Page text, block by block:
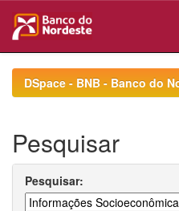
navigationDSpace - BNB - Banco do
Pesquisar
Pesquisar: